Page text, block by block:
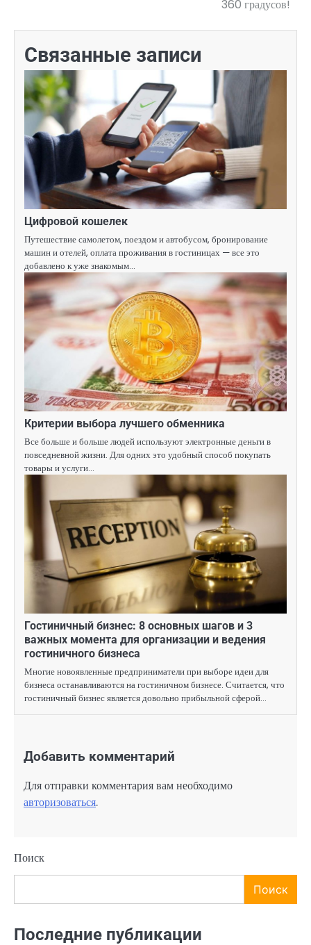
360 градусов!
Связанные записи
Цифровой кошелек
Путешествие самолетом, поездом и автобусом, бронирование
машин и отелей, оплата проживания в гостиницах — все это
добавлено к уже знакомым…
Критерии выбора лучшего обменника
Все больше и больше людей используют электронные деньги в
повседневной жизни. Для одних это удобный способ покупать
товары и услуги…
Гостиничный бизнес: 8 основных шагов и 3
важных момента для организации и ведения
гостиничного бизнеса
Многие новоявленные предприниматели при выборе идеи для
бизнеса останавливаются на гостиничном бизнесе. Считается, что
гостиничный бизнес является довольно прибыльной сферой…
Добавить комментарий
Для отправки комментария вам необходимо
авторизоваться.
Поиск
Поиск
Последние публикации